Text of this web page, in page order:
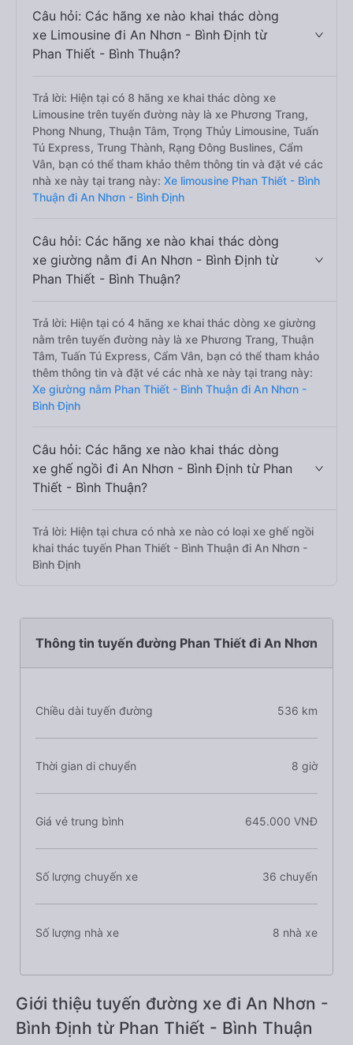
Câu hỏi: Các hãng xe nào khai thác dòng
xe Limousine đi An Nhơn - Bình Định từ
Phan Thiết - Bình Thuận?
Trả lời: Hiện tại có 8 hãng xe khai thác dòng xe
Limousine trên tuyến đường này là xe Phương Trang,
Phong Nhung, Thuận Tâm, Trọng Thủy Limousine, Tuấn
Tú Express, Trung Thành, Rạng Đông Buslines, Cẩm
Vân, bạn có thể tham khảo thêm thông tin và đặt vé các
nhà xe này tại trang này: Xe limousine Phan Thiết - Bình
Thuận đi An Nhơn - Bình Định
Câu hỏi: Các hãng xe nào khai thác dòng
xe giường nằm đi An Nhơn - Bình Định từ
Phan Thiết - Bình Thuận?
Trả lời: Hiện tại có 4 hãng xe khai thác dòng xe giường
nằm trên tuyến đường này là xe Phương Trang, Thuận
Tâm, Tuấn Tú Express, Cẩm Vân, bạn có thể tham khảo
thêm thông tin và đặt vé các nhà xe này tại trang này:
Xe giường nằm Phan Thiết - Bình Thuận đi An Nhơn -
Bình Định
Câu hỏi: Các hãng xe nào khai thác dòng
xe ghế ngồi đi An Nhơn - Bình Định từ Phan
Thiết - Bình Thuận?
Trả lời: Hiện tại chưa có nhà xe nào có loại xe ghế ngồi
khai thác tuyến Phan Thiết - Bình Thuận đi An Nhơn -
Bình Định
Thông tin tuyến đường Phan Thiết đi An Nhơn
Chiều dài tuyến đường 536 km
Thời gian di chuyển 8 giờ
Giá vé trung bình 645.000 VNĐ
Số lượng chuyến xe 36 chuyến
Số lượng nhà xe 8 nhà xe
Giới thiệu tuyến đường xe đi An Nhơn -
Bình Định từ Phan Thiết - Bình Thuận